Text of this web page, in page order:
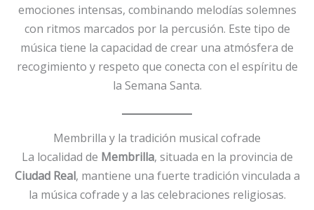
emociones intensas, combinando melodías solemnes
con ritmos marcados por la percusión. Este tipo de
música tiene la capacidad de crear una atmósfera de
recogimiento y respeto que conecta con el espíritu de
la Semana Santa.
Membrilla y la tradición musical cofrade
La localidad de Membrilla, situada en la provincia de
Ciudad Real, mantiene una fuerte tradición vinculada a
la música cofrade y a las celebraciones religiosas.